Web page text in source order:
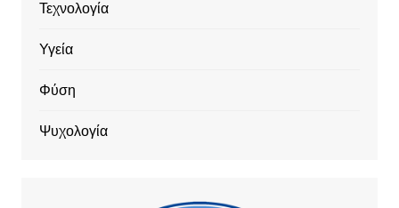
Τεχνολογία
Υγεία
Φύση
Ψυχολογία